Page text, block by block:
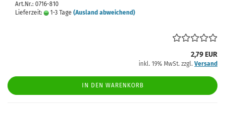
Art.Nr.: 0716-810
Lieferzeit:
1-3 Tage (Ausland abweichend)
2,79 EUR
inkl. 19% MwSt. zzgl. Versand
IN DEN WARENKORB